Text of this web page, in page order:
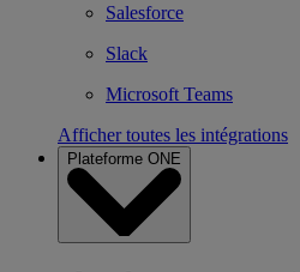
Salesforce
Slack
Microsoft Teams
Afficher toutes les intégrations
Plateforme ONE